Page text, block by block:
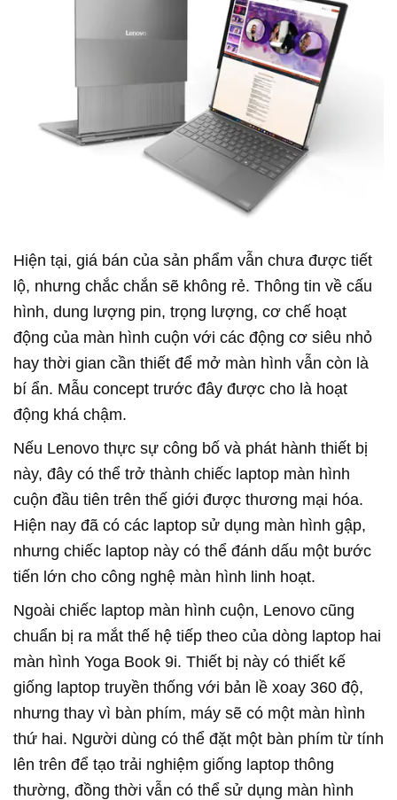
Hiện tại, giá bán của sản phẩm vẫn chưa được tiết
lộ, nhưng chắc chắn sẽ không rẻ. Thông tin về cấu
hình, dung lượng pin, trọng lượng, cơ chế hoạt
động của màn hình cuộn với các động cơ siêu nhỏ
hay thời gian cần thiết để mở màn hình vẫn còn là
bí ẩn. Mẫu concept trước đây được cho là hoạt
động khá chậm.
Nếu Lenovo thực sự công bố và phát hành thiết bị
này, đây có thể trở thành chiếc laptop màn hình
cuộn đầu tiên trên thế giới được thương mại hóa.
Hiện nay đã có các laptop sử dụng màn hình gập,
nhưng chiếc laptop này có thể đánh dấu một bước
tiến lớn cho công nghệ màn hình linh hoạt.
Ngoài chiếc laptop màn hình cuộn, Lenovo cũng
chuẩn bị ra mắt thế hệ tiếp theo của dòng laptop hai
màn hình Yoga Book 9i. Thiết bị này có thiết kế
giống laptop truyền thống với bản lề xoay 360 độ,
nhưng thay vì bàn phím, máy sẽ có một màn hình
thứ hai. Người dùng có thể đặt một bàn phím từ tính
lên trên để tạo trải nghiệm giống laptop thông
thường, đồng thời vẫn có thể sử dụng màn hình